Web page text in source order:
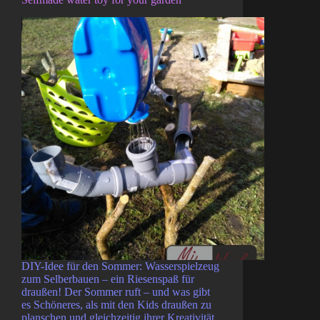
DIY-Idee für den Sommer: Wasserspielzeug
zum Selberbauen – ein Riesenspaß für
draußen! Der Sommer ruft – und was gibt
es Schöneres, als mit den Kids draußen zu